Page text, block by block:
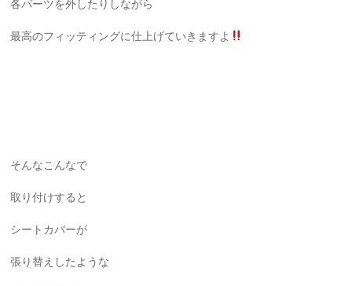
各パーツを外したりしながら
最高のフィッティングに仕上げていきますよ
そんなこんなで
取り付けすると
シートカバーが
張り替えしたような